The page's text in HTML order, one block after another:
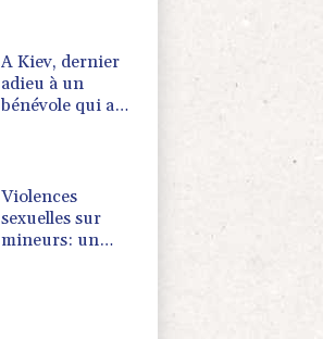
enquêtes
A Kiev, dernier
adieu à un
bénévole qui a
Violences
sexuelles sur
mineurs: un